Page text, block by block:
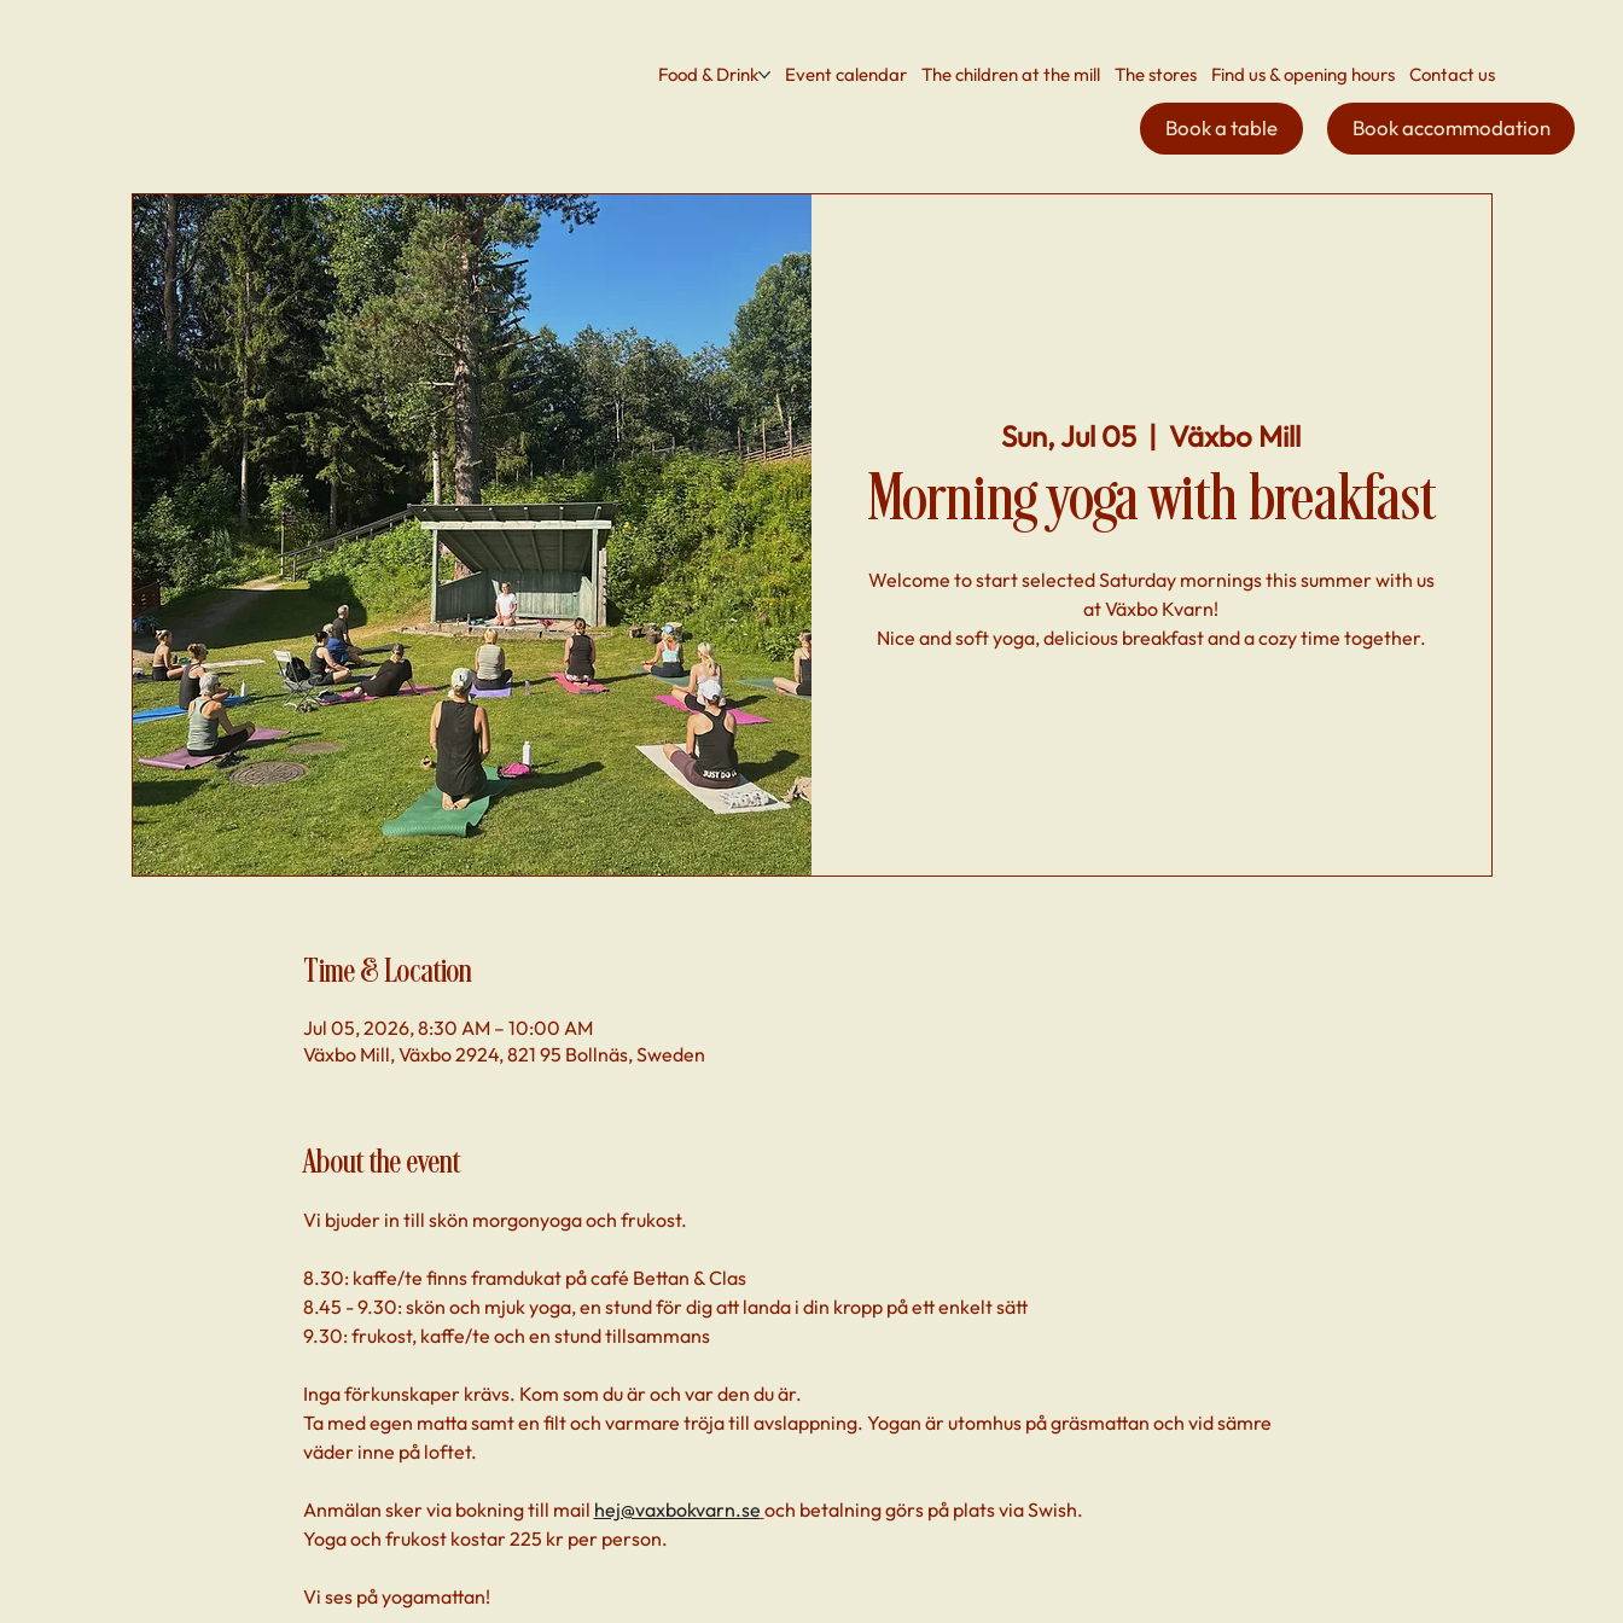
Food & Drink Event calendar The children at the mill The stores Find us & opening hours Contact us
Book a table Book accommodation
Sun, Jul 05
  |
Växbo Mill
Morning yoga with breakfast
Welcome to start selected Saturday mornings this summer with us
at Växbo Kvarn!
Nice and soft yoga, delicious breakfast and a cozy time together.
Time & Location
Jul 05, 2026, 8:30 AM – 10:00 AM
Växbo Mill, Växbo 2924, 821 95 Bollnäs, Sweden
About the event
Vi bjuder in till skön morgonyoga och frukost.
8.30: kaffe/te finns framdukat på café Bettan & Clas
8.45 - 9.30: skön och mjuk yoga, en stund för dig att landa i din kropp på ett enkelt sätt
9.30: frukost, kaffe/te och en stund tillsammans
Inga förkunskaper krävs. Kom som du är och var den du är.
Ta med egen matta samt en filt och varmare tröja till avslappning. Yogan är utomhus på gräsmattan och vid sämre
väder inne på loftet.
Anmälan sker via bokning till mail hej@vaxbokvarn.se och betalning görs på plats via Swish.
Yoga och frukost kostar 225 kr per person.
Vi ses på yogamattan!